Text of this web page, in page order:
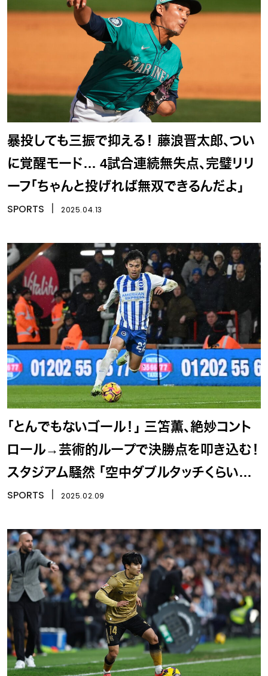
暴投しても三振で抑える！ 藤浪晋太郎、つい
に覚醒モード… 4試合連続無失点、完璧リリ
ーフ「ちゃんと投げれば無双できるんだよ」
SPORTS 2025.04.13
「とんでもないゴール！」 三笘薫、絶妙コント
ロール→芸術的ループで決勝点を叩き込む！
スタジアム騒然 「空中ダブルタッチくらいの
衝撃」
SPORTS 2025.02.09